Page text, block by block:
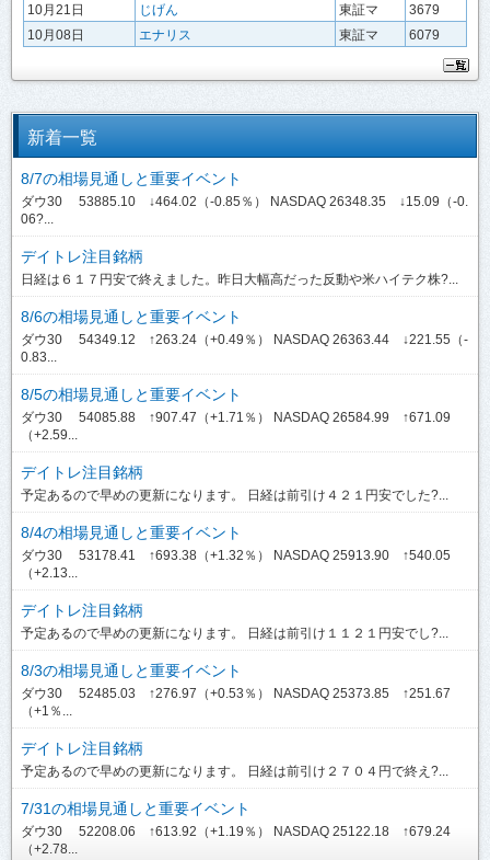
10月21日
じげん 東証マ
3679
10月08日
エナリス 東証マ 6079
新着一覧
8/7の相場見通しと重要イベント
ダウ30 53885.10 ↓464.02（-0.85％） NASDAQ 26348.35 ↓15.09（-0.
06?...
デイトレ注目銘柄
日経は６１７円安で終えました。昨日大幅高だった反動や米ハイテク株?...
8/6の相場見通しと重要イベント
ダウ30 54349.12 ↑263.24（+0.49％） NASDAQ 26363.44 ↓221.55（-
0.83...
8/5の相場見通しと重要イベント
ダウ30 54085.88 ↑907.47（+1.71％） NASDAQ 26584.99 ↑671.09
（+2.59...
デイトレ注目銘柄
予定あるので早めの更新になります。 日経は前引け４２１円安でした?...
8/4の相場見通しと重要イベント
ダウ30 53178.41 ↑693.38（+1.32％） NASDAQ 25913.90 ↑540.05
（+2.13...
デイトレ注目銘柄
予定あるので早めの更新になります。 日経は前引け１１２１円安でし?...
8/3の相場見通しと重要イベント
ダウ30 52485.03 ↑276.97（+0.53％） NASDAQ 25373.85 ↑251.67
（+1％...
デイトレ注目銘柄
予定あるので早めの更新になります。 日経は前引け２７０４円で終え?...
7/31の相場見通しと重要イベント
ダウ30 52208.06 ↑613.92（+1.19％） NASDAQ 25122.18 ↑679.24
（+2.78...